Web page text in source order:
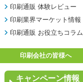
印刷通販 体験レビュー
印刷業界マーケット情報
印刷通販 お役立ちコラム
印刷会社の皆様へ
キャンペーン情報